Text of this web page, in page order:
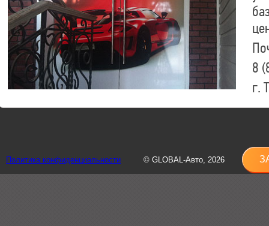
8
г.
8
Политика конфиденциальности © GLOBAL-Авто, 2026